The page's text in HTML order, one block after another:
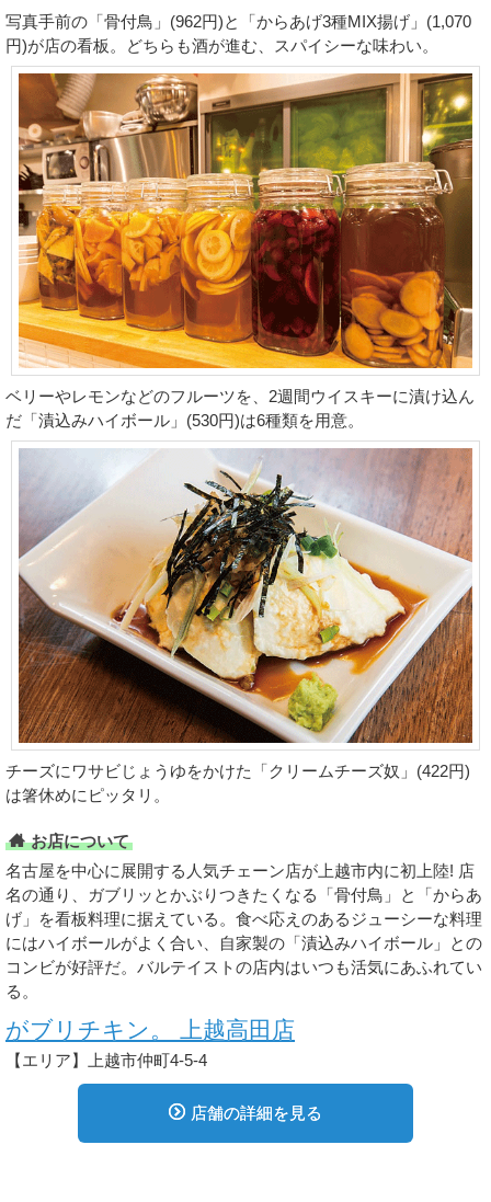
写真手前の「骨付鳥」(962円)と「からあげ3種MIX揚げ」(1,070
円)が店の看板。どちらも酒が進む、スパイシーな味わい。
ベリーやレモンなどのフルーツを、2週間ウイスキーに漬け込ん
だ「漬込みハイボール」(530円)は6種類を用意。
チーズにワサビじょうゆをかけた「クリームチーズ奴」(422円)
は箸休めにピッタリ。
お店について
名古屋を中心に展開する人気チェーン店が上越市内に初上陸! 店
名の通り、ガブリッとかぶりつきたくなる「骨付鳥」と「からあ
げ」を看板料理に据えている。食べ応えのあるジューシーな料理
にはハイボールがよく合い、自家製の「漬込みハイボール」との
コンビが好評だ。バルテイストの店内はいつも活気にあふれてい
る。
がブリチキン。 上越高田店
【エリア】上越市仲町4-5-4
店舗の詳細を見る